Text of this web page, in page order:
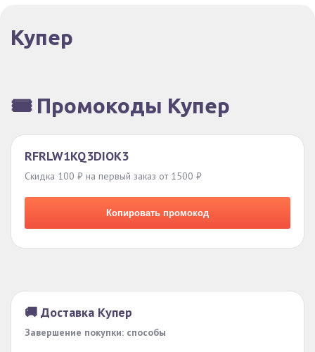
Купер
🎟️ Промокоды Купер
RFRLW1KQ3DIOK3
Скидка 100 ₽ на первый заказ от 1500 ₽
Копировать промокод
🚚 Доставка Купер
Завершение покупки: способы